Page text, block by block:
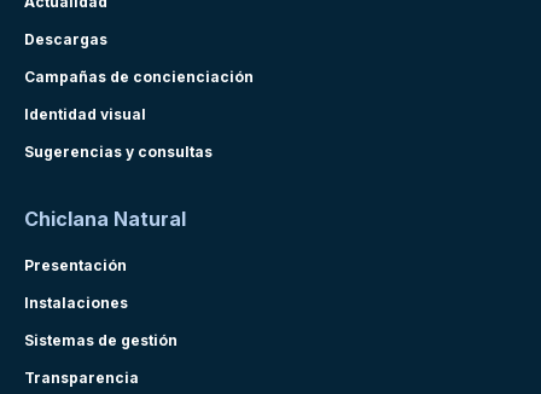
Descargas
Campañas de concienciación
Identidad visual
Sugerencias y consultas
Chiclana Natural
Presentación
Instalaciones
Sistemas de gestión
Transparencia